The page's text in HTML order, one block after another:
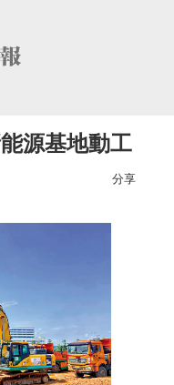
源基地動工
分享